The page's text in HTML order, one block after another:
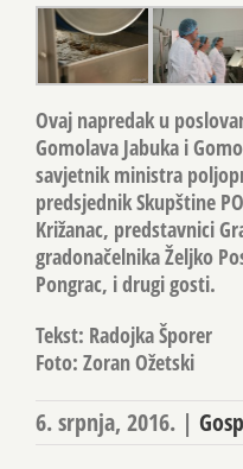
Ovaj napredak u
Gomolava Jabuka i
savjetnik ministra
predsjednik Skupštine
Križanac, predstavnici
gradonačelnika Željko
Pongrac, i drugi gosti.
Tekst: Radojka Šporer
Foto: Zoran Ožetski
6. srpnja, 2016. |